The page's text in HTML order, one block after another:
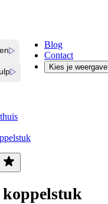
Blog
Contact
Kies je weergave